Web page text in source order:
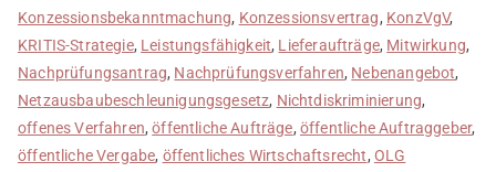
Konzessionsbekanntmachung, Konzessionsvertrag, KonzVgV,
KRITIS-Strategie, Leistungsfähigkeit, Lieferaufträge, Mitwirkung,
Nachprüfungsantrag, Nachprüfungsverfahren, Nebenangebot,
Netzausbaubeschleunigungsgesetz, Nichtdiskriminierung,
offenes Verfahren,öffentliche Aufträge, öffentliche Auftraggeber,
öffentliche Vergabe, öffentliches Wirtschaftsrecht, OLG